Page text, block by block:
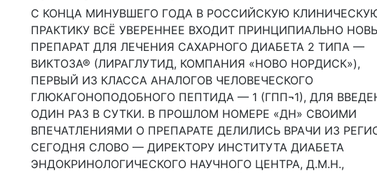
С КОНЦА МИНУВШЕГО ГОДА В РОССИЙСКУЮ
ПРАКТИКУ ВСЁ УВЕРЕННЕЕ ВХОДИТ ПРИНЦИПИАЛЬНО
ПРЕПАРАТ ДЛЯ ЛЕЧЕНИЯ САХАРНОГО ДИАБЕТА 2 ТИПА —
ВИКТОЗА® (ЛИРАГЛУТИД, КОМПАНИЯ «НОВО НОРДИСК»),
ПЕРВЫЙ ИЗ КЛАССА АНАЛОГОВ ЧЕЛОВЕЧЕСКОГО
ГЛЮКАГОНОПОДОБНОГО ПЕПТИДА — 1 (ГПП¬1), ДЛЯ
ОДИН РАЗ В СУТКИ. В ПРОШЛОМ НОМЕРЕ «ДН» СВОИМИ
ВПЕЧАТЛЕНИЯМИ О ПРЕПАРАТЕ ДЕЛИЛИСЬ ВРАЧИ ИЗ
СЕГОДНЯ СЛОВО — ДИРЕКТОРУ ИНСТИТУТА ДИАБЕТА
ЭНДОКРИНОЛОГИЧЕСКОГО НАУЧНОГО ЦЕНТРА, Д.М.Н.,